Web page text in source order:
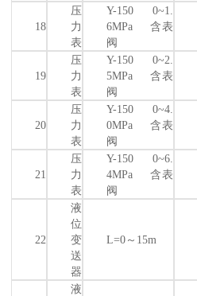
18
压
力
表
Y-150 0~1.
6MPa 含表
阀
19
压
力
表
Y-150 0~2.
5MPa 含表
阀
20
压
力
表
Y-150 0~4.
0MPa 含表
阀
21
压
力
表
Y-150 0~6.
4MPa 含表
阀
22
液
位
变
送
器
L=0～15m
液